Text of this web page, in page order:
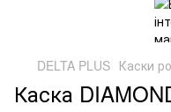
DELTA PLUS Каски
Каска